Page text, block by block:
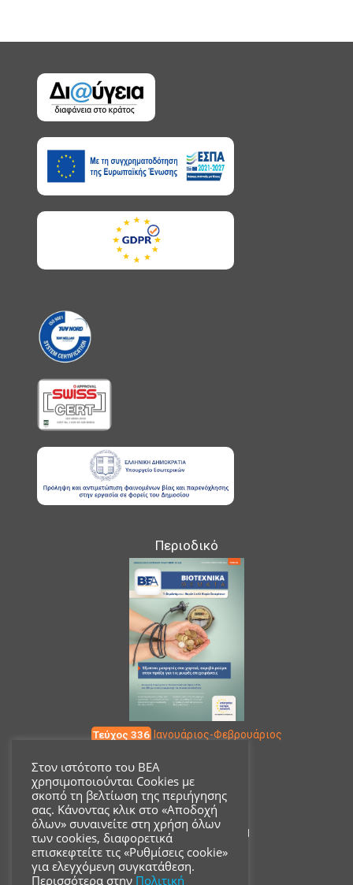
Περιοδικό
Τεύχος 336 Ιανουάριος-Φεβρουάριος
Επικοινωνία
Ακαδημίας 18, ΤΚ 10671
210 3680700
Στον ιστότοπο του ΒΕΑ
χρησιμοποιούνται Cookies με
σκοπό τη βελτίωση της περιήγησης
σας. Κάνοντας κλικ στο «Αποδοχή
όλων» συναινείτε στη χρήση όλων
των cookies, διαφορετικά
επισκεφτείτε τις «Ρυθμίσεις cookie»
για ελεγχόμενη συγκατάθεση.
Περισσότερα στην Πολιτική